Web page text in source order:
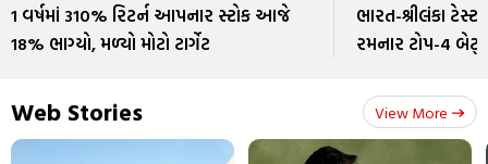
1 વર્ષમાં 310% રિટર્ન આપનાર સ્ટોક આજે
18% ભાગ્યો, મળ્યો મોટો ટાર્ગેટ
ભારત-શ્રીલંકા
રમનાર ટોપ-4
Web Stories View More